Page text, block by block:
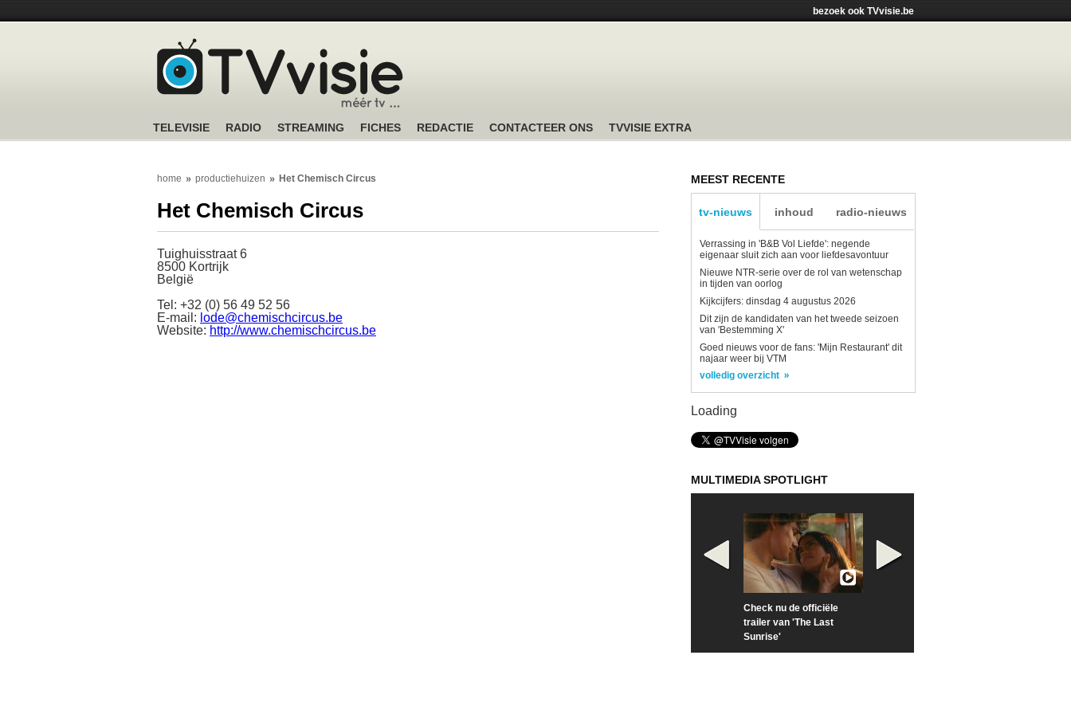
bezoek ook TVvisie.be
TELEVISIE RADIO STREAMING FICHES REDACTIE CONTACTEER ONS TVVISIE EXTRA
home productiehuizen Het Chemisch Circus
Het Chemisch Circus
Tuighuisstraat 6
8500 Kortrijk
België
Tel: +32 (0) 56 49 52 56
E-mail: lode@chemischcircus.be
Website: http://www.chemischcircus.be
MEEST RECENTE
tv-nieuws inhoud radio-nieuws
Verrassing in 'B&B Vol Liefde': negende
eigenaar sluit zich aan voor liefdesavontuur
Nieuwe NTR-serie over de rol van wetenschap
in tijden van oorlog
Kijkcijfers: dinsdag 4 augustus 2026
Dit zijn de kandidaten van het tweede seizoen
van 'Bestemming X'
Goed nieuws voor de fans: 'Mijn Restaurant' dit
najaar weer bij VTM
volledig overzicht
Loading
MULTIMEDIA SPOTLIGHT
Check nu de officiële
trailer van 'The Last
Sunrise'